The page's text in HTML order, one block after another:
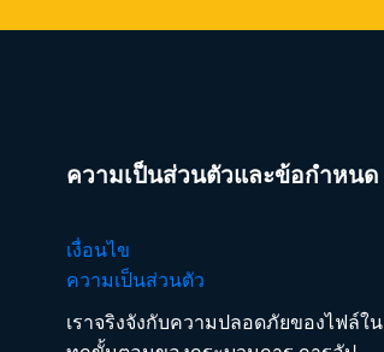
ความเป็นส่วนตัวและข้อกำหนด
เงื่อนไข
ความเป็นส่วนตัว
เราจริงจังกับความปลอดภัยของไฟล์ใน